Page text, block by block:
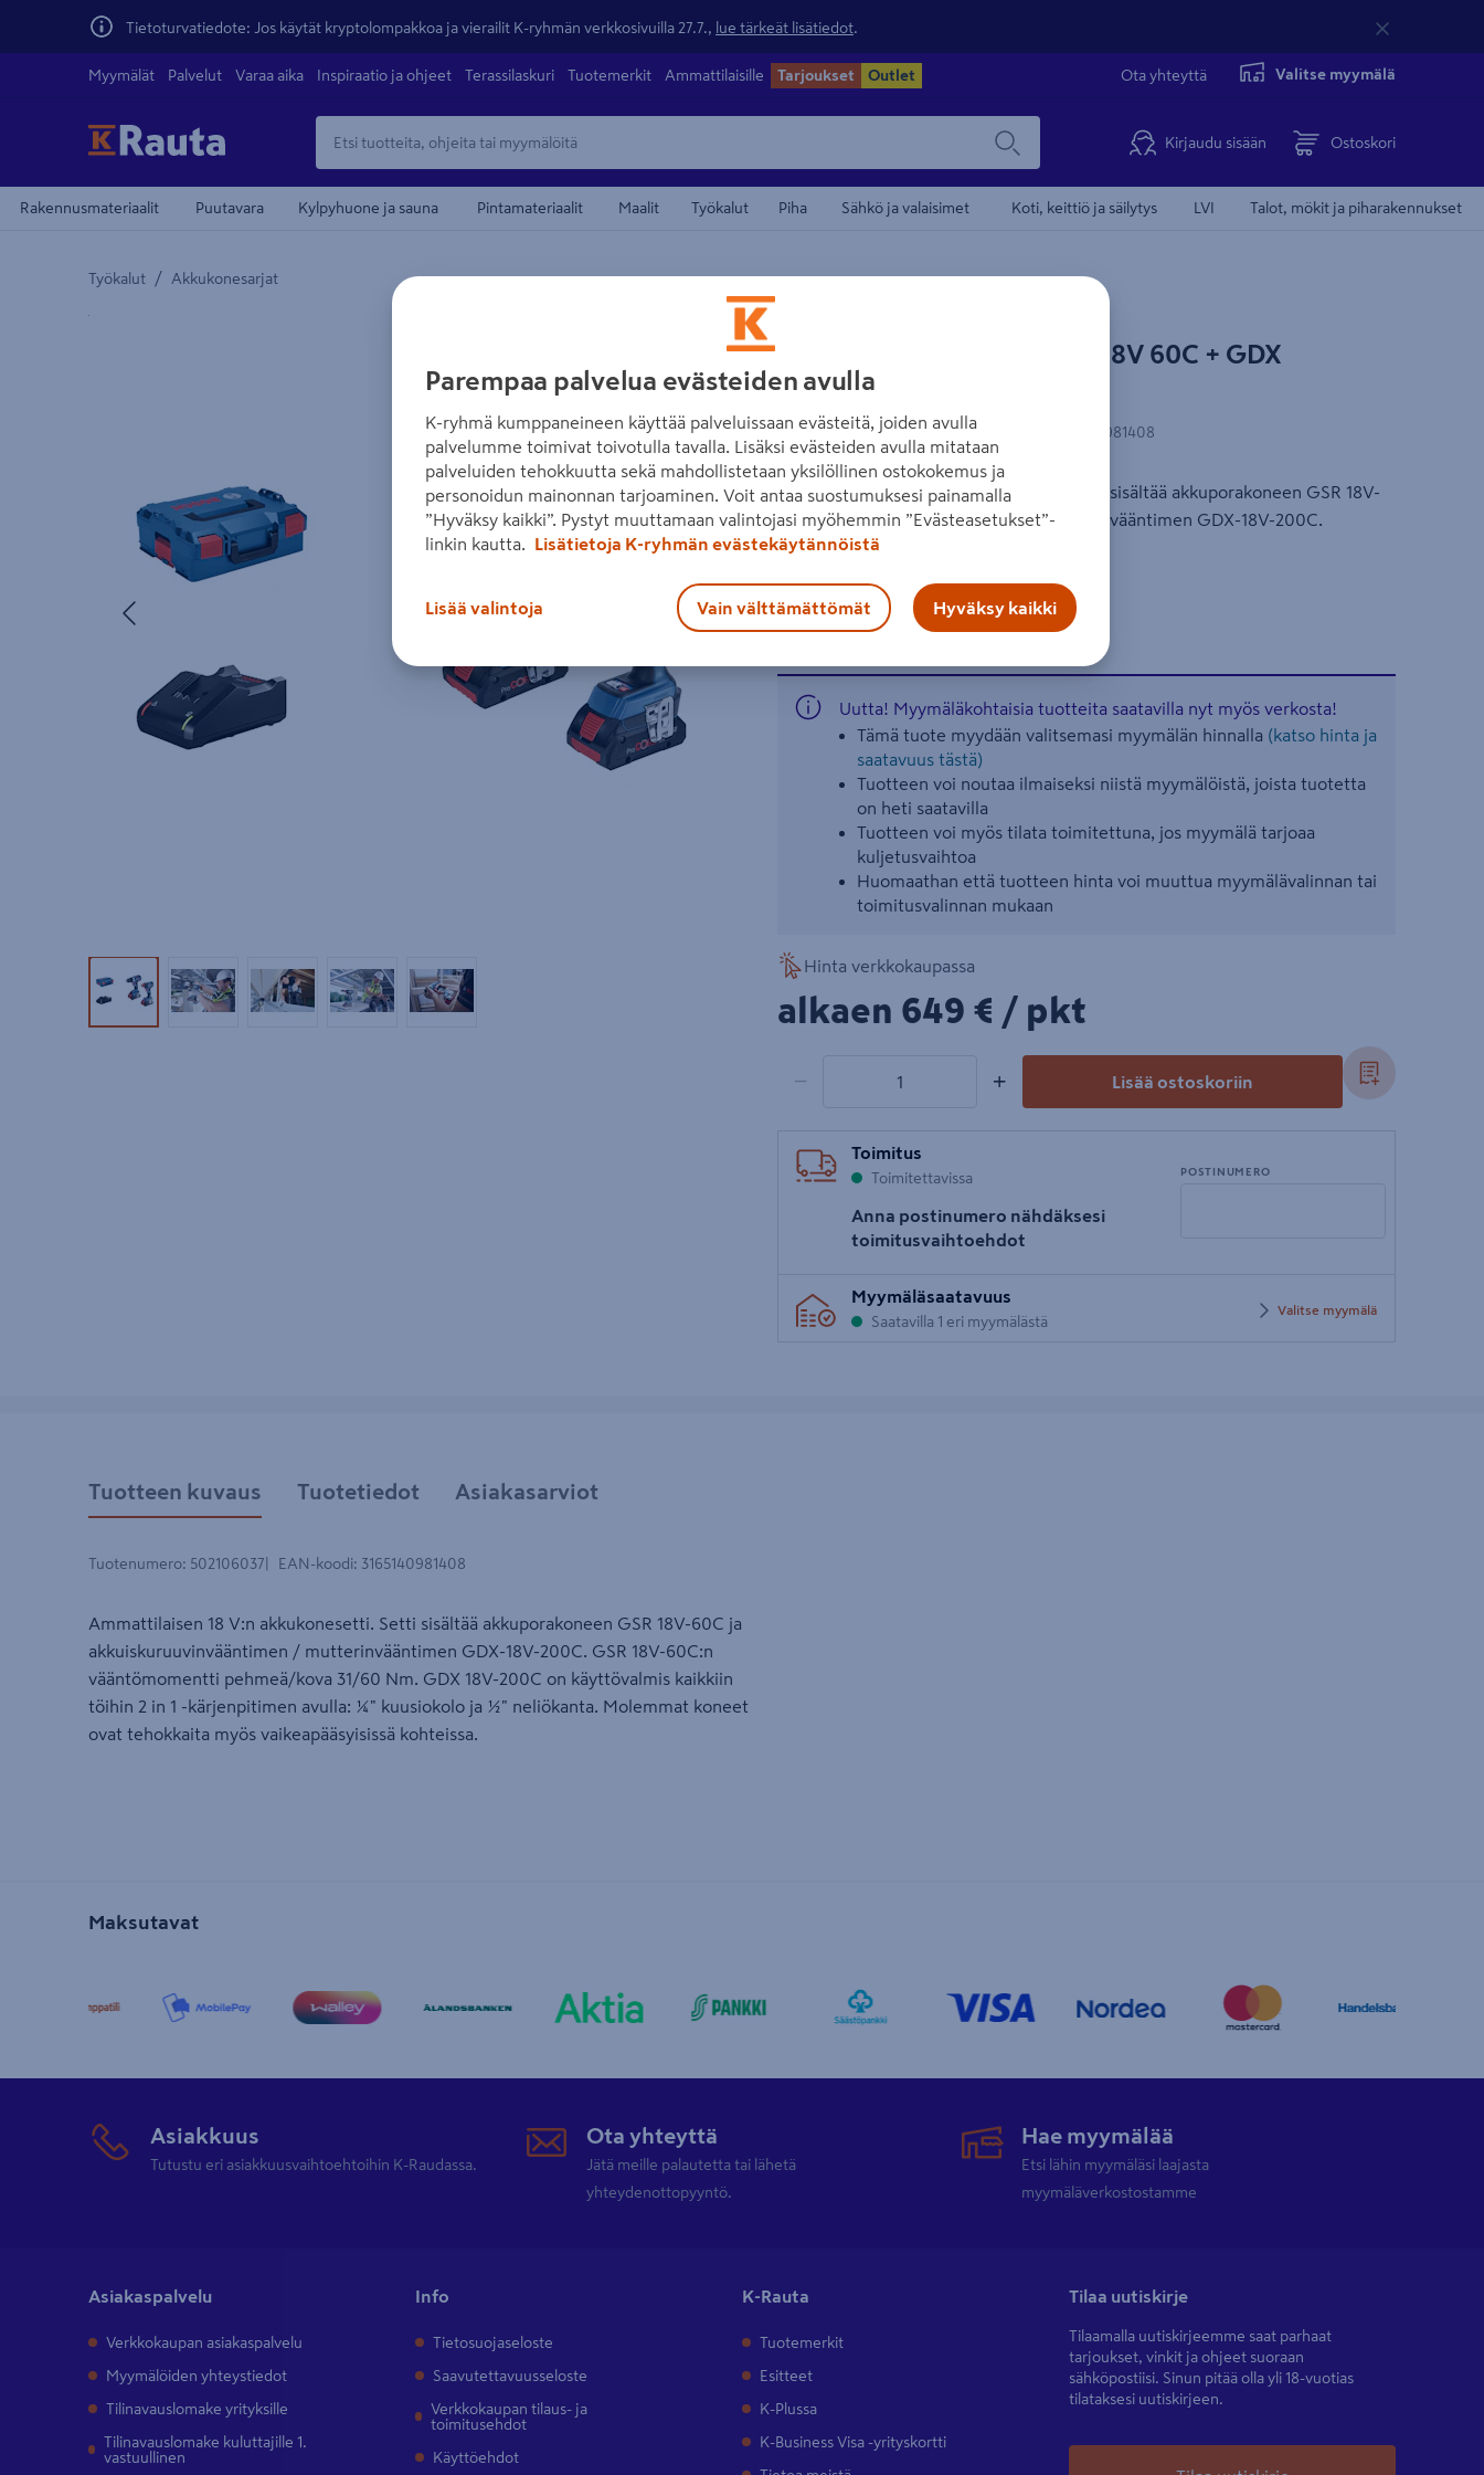
Tietoturvatiedote: Jos käytät kryptolompakkoa ja vierailit K-ryhmän verkkosivuilla 27.7., lue tärkeät lisätiedot
Myymälät Palvelut Varaa aika Inspiraatio ja ohjeet Terassilaskuri Tuotemerkit Ammattilaisille Tarjoukset Outlet Ota yhteyttä Valitse myymälä
Kirjaudu sisään Ostoskori
Rakennusmateriaalit Puutavara Kylpyhuone ja sauna Pintamateriaalit Maalit Työkalut Piha Sähkö ja valaisimet Koti, keittiö ja säilytys LVI Talot, mökit ja piharakennukset
Työkalut / Akkukonesarjat
Yksityiskohtainen kuvaus löytyy Tuotteen kuvaus -maamerkistä
Seuraava
Tuotekuva 1Tuotekuva 2Tuotekuva 3Tuotekuva 4Tuotekuva 5
Akkukonesetti Bosch GSR18V 60C + GDX
18V 200C
Tuotenumero:502106037 EAN-koodi 3165140981408
Ammattilaisen 18 V:n akkukonesetti. Setti sisältää akkuporakoneen GSR 18V-
60C ja akkuiskuruuvinvääntimen/mutterinvääntimen GDX-18V-200C.
Lue koko tuotekuvaus
Uutta! Myymäläkohtaisia tuotteita saatavilla nyt myös verkosta!
Tämä tuote myydään valitsemasi myymälän hinnalla (katso hinta ja
saatavuus tästä)
Tuotteen voi noutaa ilmaiseksi niistä myymälöistä, joista tuotetta
on heti saatavilla
Tuotteen voi myös tilata toimitettuna, jos myymälä tarjoaa
kuljetusvaihtoa
Huomaathan että tuotteen hinta voi muuttua myymälävalinnan tai
toimitusvalinnan mukaan
Hinta verkkokaupassa
alkaen 649€/pkt
649 € / pkt
− + Lisää ostoskoriin
Toimitus
Toimitettavissa
Anna postinumero nähdäksesi
toimitusvaihtoehdot
POSTINUMERO
postinumero
Myymäläsaatavuus
Saatavilla 1 eri myymälästä
Valitse myymälä
Tuotteen kuvaus Tuotetiedot Asiakasarviot
Tuotenumero: 502106037 EAN-koodi: 3165140981408
Ammattilaisen 18 V:n akkukonesetti. Setti sisältää akkuporakoneen GSR 18V-60C ja
akkuiskuruuvinvääntimen / mutterinvääntimen GDX-18V-200C. GSR 18V-60C:n
vääntömomentti pehmeä/kova 31/60 Nm. GDX 18V-200C on käyttövalmis kaikkiin
töihin 2 in 1 -kärjenpitimen avulla: ¼" kuusiokolo ja ½" neliökanta. Molemmat koneet
ovat tehokkaita myös vaikeapääsyisissä kohteissa.
Maksutavat
Asiakkuus
Tutustu eri asiakkuusvaihtoehtoihin K-Raudassa.
Ota yhteyttä
Jätä meille palautetta tai lähetä
yhteydenottopyyntö.
Hae myymälää
Etsi lähin myymäläsi laajasta
myymäläverkostostamme
Asiakaspalvelu
Verkkokaupan asiakaspalvelu
Myymälöiden yhteystiedot
Tilinavauslomake yrityksille
Tilinavauslomake kuluttajille 1.
vastuullinen
Info
Tietosuojaseloste
Saavutettavuusseloste
Verkkokaupan tilaus- ja
toimitusehdot
Käyttöehdot
K-Rauta
Tuotemerkit
Esitteet
K-Plussa
K-Business Visa -yrityskortti
Tilaa uutiskirje
Tilaamalla uutiskirjeemme saat parhaat
tarjoukset, vinkit ja ohjeet suoraan
sähköpostiisi. Sinun pitää olla yli 18-vuotias
tilataksesi uutiskirjeen.
Parempaa palvelua evästeiden avulla
K-ryhmä kumppaneineen käyttää palveluissaan evästeitä, joiden avulla
palvelumme toimivat toivotulla tavalla. Lisäksi evästeiden avulla mitataan
palveluiden tehokkuutta sekä mahdollistetaan yksilöllinen ostokokemus ja
personoidun mainonnan tarjoaminen. Voit antaa suostumuksesi painamalla
”Hyväksy kaikki”. Pystyt muuttamaan valintojasi myöhemmin ”Evästeasetukset”-
linkin kautta.
Lisätietoja K-ryhmän evästekäytännöistä
Lisää valintoja Vain välttämättömät Hyväksy kaikki